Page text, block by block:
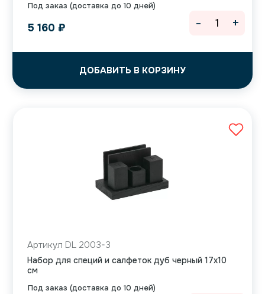
Под заказ (доставка до 10 дней)
5 160 ₽
ДОБАВИТЬ В КОРЗИНУ
- +
Под заказ (доставка до 10 дней)
Артикул DL 2003-3
Набор для специй и салфеток дуб черный 17х10
см